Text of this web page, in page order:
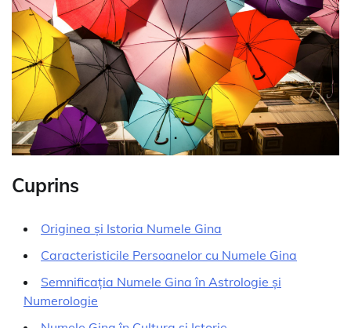
Cuprins
Originea și Istoria Numele Gina
Caracteristicile Persoanelor cu Numele Gina
Semnificația Numele Gina în Astrologie și
Numerologie